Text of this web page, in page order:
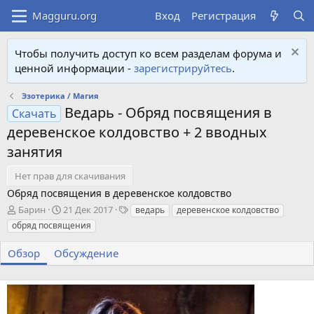
Вход Регистрация
Чтобы получить доступ ко всем разделам форума и
ценной информации - зарегистрируйтесь.
Эзотерика / Магия
Скачать
Ведарь - Обряд посвящения в
деревенское колдовство + 2 вводных
занятия
Нет прав для скачивания
Обряд посвящения в деревенское колдовство
А
в
т
о
р
Барин
Д
а
т
а
с
з
21 Дек 2017
Т ведарь
деревенское колдовство
обряд посвящения
Обзор Обсуждение